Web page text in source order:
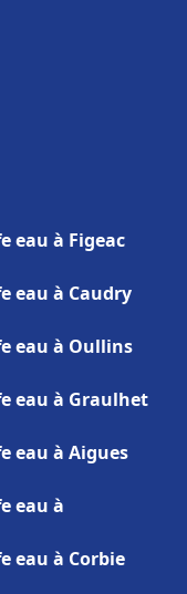
eau à Figeac
eau à Caudry
eau à Oullins
eau à Graulhet
eau à Aigues
eau à
eau à Corbie